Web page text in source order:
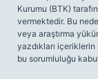
Kurumu (BTK)
vermektedir. Bu
veya araştırma
yazdıkları
bu sorumluluğu